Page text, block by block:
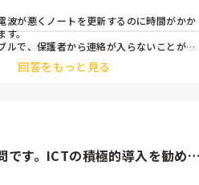
波が悪くノートを更新するのに時間がかか
す。
ルで、保護者から連絡が入らないことがあ
話がかかってきていました。
も多いですね。
回答をもっと見る
です。ICTの積極的導入を勧め